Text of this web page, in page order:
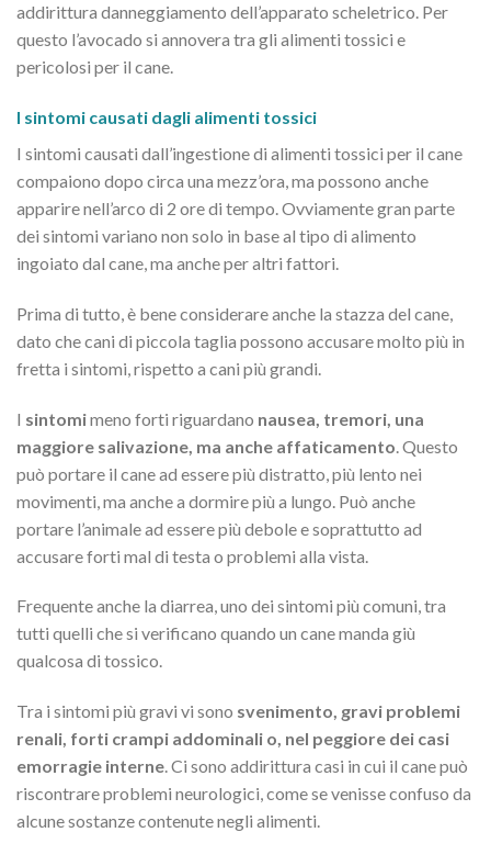
addirittura danneggiamento dell’apparato scheletrico. Per
questo l’avocado si annovera tra gli alimenti tossici e
pericolosi per il cane.
I sintomi causati dagli alimenti tossici
I sintomi causati dall’ingestione di alimenti tossici per il cane
compaiono dopo circa una mezz’ora, ma possono anche
apparire nell’arco di 2 ore di tempo. Ovviamente gran parte
dei sintomi variano non solo in base al tipo di alimento
ingoiato dal cane, ma anche per altri fattori.
Prima di tutto, è bene considerare anche la stazza del cane,
dato che cani di piccola taglia possono accusare molto più in
fretta i sintomi, rispetto a cani più grandi.
I sintomimeno forti riguardano nausea, tremori, una
maggiore salivazione, ma anche affaticamento . Questo
può portare il cane ad essere più distratto, più lento nei
movimenti, ma anche a dormire più a lungo. Può anche
portare l’animale ad essere più debole e soprattutto ad
accusare forti mal di testa o problemi alla vista.
Frequente anche la diarrea, uno dei sintomi più comuni, tra
tutti quelli che si verificano quando un cane manda giù
qualcosa di tossico.
Tra i sintomi più gravi vi sono svenimento, gravi problemi
renali, forti crampi addominali o, nel peggiore dei casi
emorragie interne. Ci sono addirittura casi in cui il cane può
riscontrare problemi neurologici, come se venisse confuso da
alcune sostanze contenute negli alimenti.